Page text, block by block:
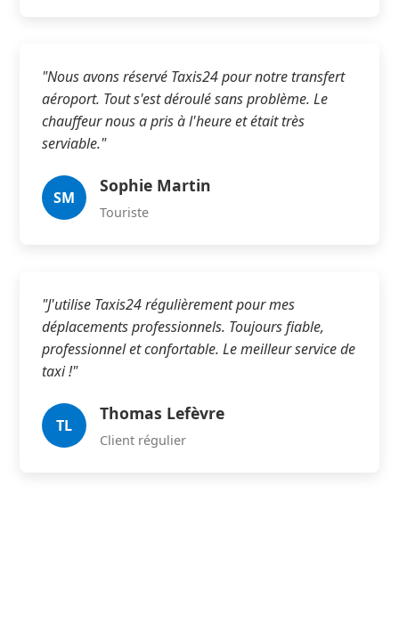
"Nous avons réservé Taxis24 pour notre transfert
aéroport. Tout s'est déroulé sans problème. Le
chauffeur nous a pris à l'heure et était très
serviable."
SM
Sophie Martin
Touriste
"J'utilise Taxis24 régulièrement pour mes
déplacements professionnels. Toujours fiable,
professionnel et confortable. Le meilleur service de
taxi !"
TL
Thomas Lefèvre
Client régulier